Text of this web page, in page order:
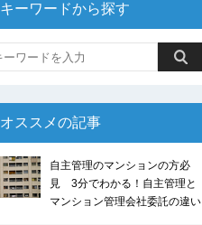
キーワードから探す
オススメの記事
自主管理のマンションの方必
見 3分でわかる！自主管理と
マンション管理会社委託の違い